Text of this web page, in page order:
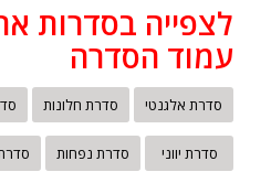
לצפייה בסדרות
עמוד הסדרה
סדרת אלגנטי סדרת חלונות
סדרת יווני סדרת נפחות